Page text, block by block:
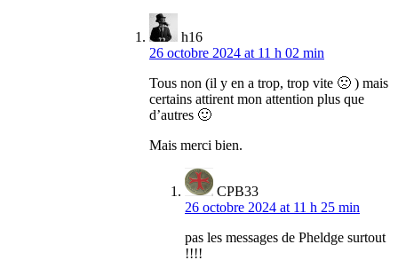
h16
26 octobre 2024 at 11 h 02 min
Tous non (il y en a trop, trop vite 🙁 ) mais
certains attirent mon attention plus que
d’autres 🙂
Mais merci bien.
CPB33
26 octobre 2024 at 11 h 25 min
pas les messages de Pheldge surtout
!!!!